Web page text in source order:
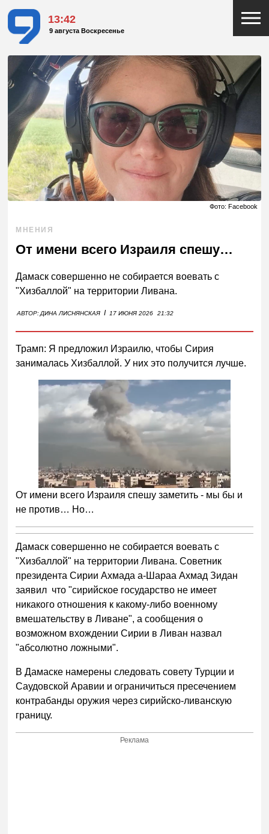
13:42
9 августа Воскресенье
Фото: Facebook
МНЕНИЯ
От имени всего Израиля спешу…
Дамаск совершенно не собирается воевать с
"Хизбаллой" на территории Ливана.
АВТОР:ДИНА ЛИСНЯНСКАЯ I 17 ИЮНЯ 2026 21:32
Трамп: Я предложил Израилю, чтобы Сирия
занималась Хизбаллой. У них это получится лучше.
От имени всего Израиля спешу заметить - мы бы и
не против… Но…
Дамаск совершенно не собирается воевать с
"Хизбаллой" на территории Ливана. Советник
президента Сирии Ахмада а-Шараа Ахмад Зидан
заявил что "сирийское государство не имеет
никакого отношения к какому-либо военному
вмешательству в Ливане", а сообщения о
возможном вхождении Сирии в Ливан назвал
"абсолютно ложными".
В Дамаске намерены следовать совету Турции и
Саудовской Аравии и ограничиться пресечением
контрабанды оружия через сирийско-ливанскую
границу.
Реклама